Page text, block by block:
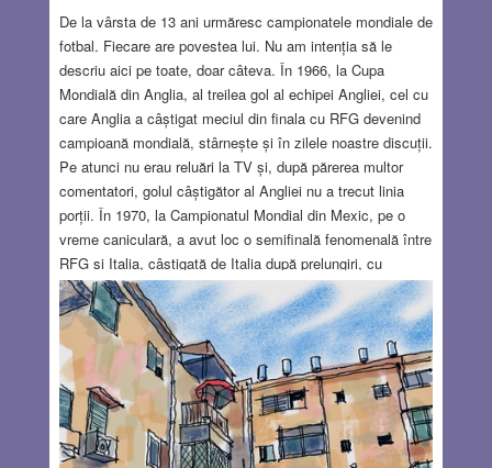
De la vârsta de 13 ani urmăresc campionatele mondiale de
fotbal. Fiecare are povestea lui. Nu am intenția să le
descriu aici pe toate, doar câteva. În 1966, la Cupa
Mondială din Anglia, al treilea gol al echipei Angliei, cel cu
care Anglia a câștigat meciul din finala cu RFG devenind
campioană mondială, stârnește și în zilele noastre discuții.
Pe atunci nu erau reluări la TV și, după părerea multor
comentatori, golul câștigător al Angliei nu a trecut linia
porții. În 1970, la Campionatul Mondial din Mexic, pe o
vreme caniculară, a avut loc o semifinală fenomenală între
RFG și Italia, câștigată de Italia după prelungiri, cu
rezultatul de 4-3. La Campionatul Mondial din 1978, junta
militară care era atunci la putere în Argentina a influențat
desfășurarea campionatului. La arbitraj au fost greșeli de
neiertat, inclusiv în cursul finalei dintre Argentina și
Olanda, încheiată cu victoria nemeritată a gazdelor. Mă
opresc aici cu picanteriile campionatelor mondiale
anterioare. Campionatul Mondial de Fotbal 2026, încheiat
recent, a avut și el multe comentarii. Pentru prima dată din